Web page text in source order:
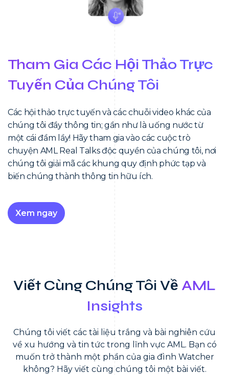
Tham Gia Các Hội Thảo Trực
Tuyến Của Chúng Tôi
Các hội thảo trực tuyến và các chuỗi video khác của
chúng tôi đầy thông tin; gần như là uống nước từ
một cái đầm lầy! Hãy tham gia vào các cuộc trò
chuyện AML Real Talks độc quyền của chúng tôi, nơi
chúng tôi giải mã các khung quy định phức tạp và
biến chúng thành thông tin hữu ích.
Xem ngay
Viết Cùng Chúng Tôi Về AML
Insights
Chúng tôi viết các tài liệu trắng và bài nghiên cứu
về xu hướng và tin tức trong lĩnh vực AML. Bạn có
muốn trở thành một phần của gia đình Watcher
không? Hãy viết cùng chúng tôi một bài viết.